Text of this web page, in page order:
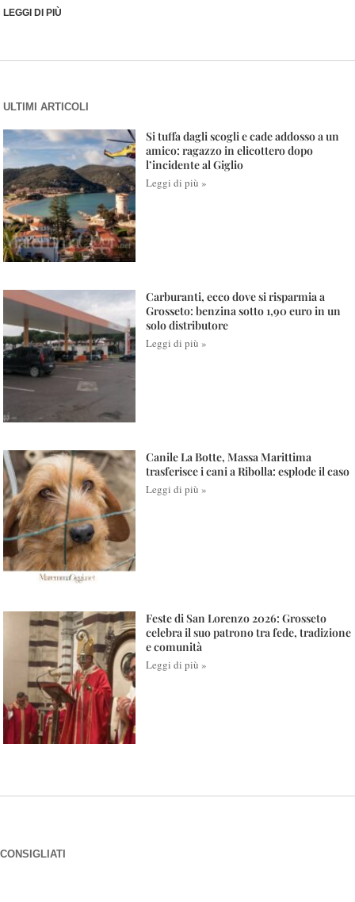
LEGGI DI PIÙ
ULTIMI ARTICOLI
Si tuffa dagli scogli e cade addosso a un
amico: ragazzo in elicottero dopo
l’incidente al Giglio
Leggi di più »
Carburanti, ecco dove si risparmia a
Grosseto: benzina sotto 1,90 euro in un
solo distributore
Leggi di più »
Canile La Botte, Massa Marittima
trasferisce i cani a Ribolla: esplode il caso
Leggi di più »
Feste di San Lorenzo 2026: Grosseto
celebra il suo patrono tra fede, tradizione
e comunità
Leggi di più »
CONSIGLIATI